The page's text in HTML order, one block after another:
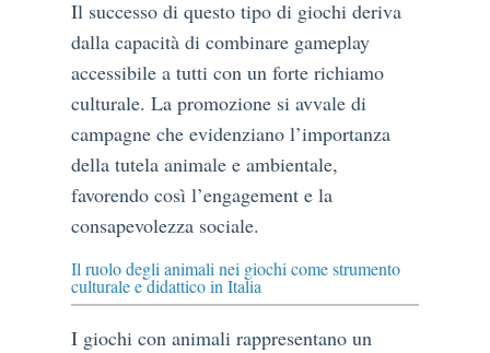
Il successo di questo tipo di giochi deriva
dalla capacità di combinare gameplay
accessibile a tutti con un forte richiamo
culturale. La promozione si avvale di
campagne che evidenziano l’importanza
della tutela animale e ambientale,
favorendo così l’engagement e la
consapevolezza sociale.
Il ruolo degli animali nei giochi come strumento
culturale e didattico in Italia
I giochi con animali rappresentano un